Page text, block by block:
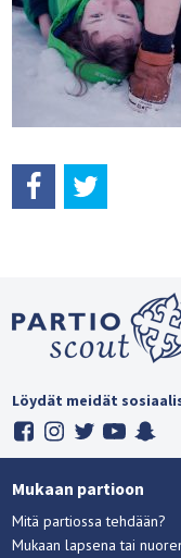
Löydät meidät
Mukaan partioon
Mitä partiossa tehdään?
Mukaan lapsena tai